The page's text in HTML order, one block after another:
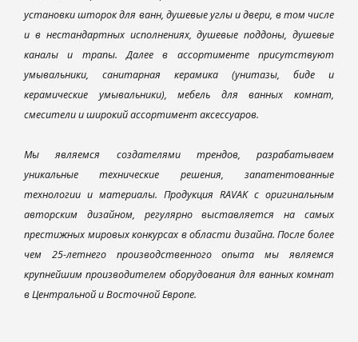
установки шторок для ванн, душевые углы и двери, в том числе
и в нестандартных исполнениях, душевые поддоны, душевые
каналы и трапы. Далее в ассортименте присутствуют
умывальники, санитарная керамика (унитазы, биде и
керамические умывальники), мебель для ванных комнат,
смесители и широкий ассортимент аксессуаров.
Мы являемся создателями трендов, разрабатываем
уникальные технические решения, запатентованные
технологии и материалы. Продукция RAVAK с оригинальным
авторским дизайном, регулярно выставляется на самых
престижных мировых конкурсах в области дизайна. После более
чем 25-летнего производственного опыта мы являемся
крупнейшим производителем оборудования для ванных комнат
в Центральной и Восточной Европе.